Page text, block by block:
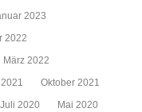
2023
2022
März 2022
Oktober 2021
Juli 2020
Mai 2020